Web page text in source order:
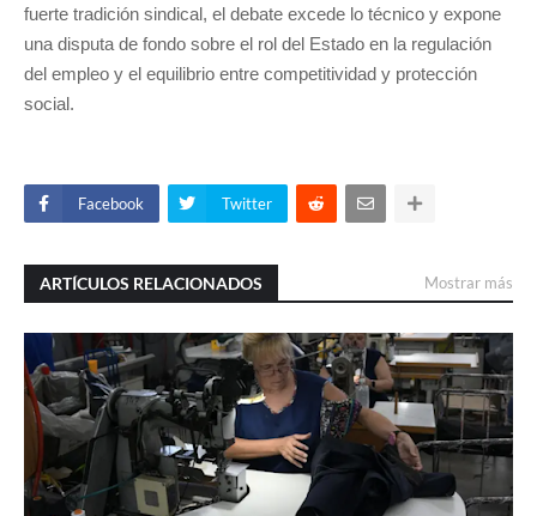
fuerte tradición sindical, el debate excede lo técnico y expone
una disputa de fondo sobre el rol del Estado en la regulación
del empleo y el equilibrio entre competitividad y protección
social.
Facebook Twitter
ARTÍCULOS RELACIONADOS Mostrar más